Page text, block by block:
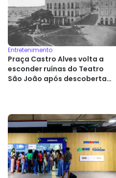
Entretenimento
Praça Castro Alves volta a
esconder ruínas do Teatro
São João após descoberta